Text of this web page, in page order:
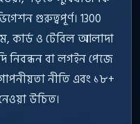
গুরুত্বপূর্ণ। 1300
কার্ড ও টেবিল আলাদা
নিবন্ধন বা লগইন পেজে
নীতি এবং ১৮+
উচিত।